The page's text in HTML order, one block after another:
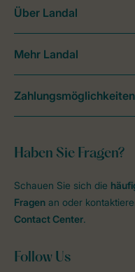
Haben Sie Fragen?
Schauen Sie sich die
Fragen an oder
Contact Center.
Follow Us
Über Landal
Mehr Landal
Zahlungsmöglichkeiten